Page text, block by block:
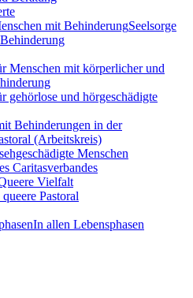
Seelsorge
Menschen mit körperlicher und
gehörlose und hörgeschädigte
Behinderungen in der
(Arbeitskreis)
Menschen
Caritasverbandes
Vielfalt
Pastoral
In allen Lebensphasen